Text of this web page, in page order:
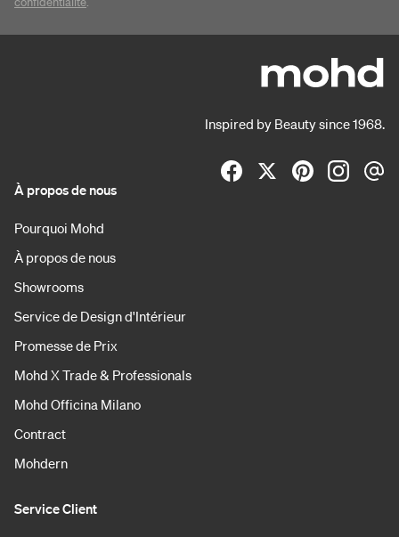
Inspired by Beauty since 1968.
À propos de nous
Pourquoi Mohd
À propos de nous
Showrooms
Service de Design d'Intérieur
Promesse de Prix
Mohd X Trade & Professionals
Mohd Officina Milano
Contract
Mohdern
Service Client